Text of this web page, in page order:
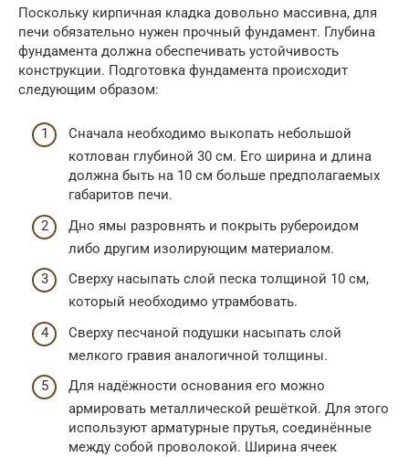
Поскольку кирпичная кладка довольно массивна, для
печи обязательно нужен прочный фундамент. Глубина
фундамента должна обеспечивать устойчивость
конструкции. Подготовка фундамента происходит
следующим образом:
Сначала необходимо выкопать небольшой
котлован глубиной 30 см. Его ширина и длина
должна быть на 10 см больше предполагаемых
габаритов печи.
Дно ямы разровнять и покрыть рубероидом
либо другим изолирующим материалом.
Сверху насыпать слой песка толщиной 10 см,
который необходимо утрамбовать.
Сверху песчаной подушки насыпать слой
мелкого гравия аналогичной толщины.
Для надёжности основания его можно
армировать металлической решёткой. Для этого
используют арматурные прутья, соединённые
между собой проволокой. Ширина ячеек